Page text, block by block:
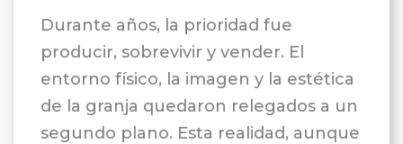
Durante años, la prioridad fue
producir, sobrevivir y vender. El
entorno físico, la imagen y la estética
de la granja quedaron relegados a un
segundo plano. Esta realidad, aunque